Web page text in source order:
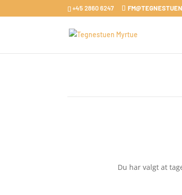
+45 2860 6247
Du har valgt at